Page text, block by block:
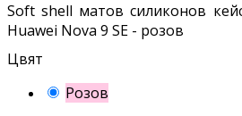
Soft shell матов силиконов
Huawei Nova 9 SE - розов
Цвят
Розов